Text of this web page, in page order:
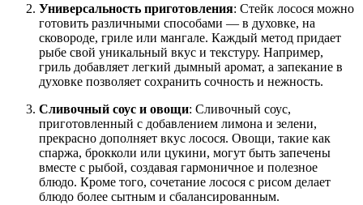
Универсальность приготовления: Стейк лосося можно
готовить различными способами — в духовке, на
сковороде, гриле или мангале. Каждый метод придает
рыбе свой уникальный вкус и текстуру. Например,
гриль добавляет легкий дымный аромат, а запекание в
духовке позволяет сохранить сочность и нежность.
Сливочный соус и овощи: Сливочный соус,
приготовленный с добавлением лимона и зелени,
прекрасно дополняет вкус лосося. Овощи, такие как
спаржа, брокколи или цукини, могут быть запечены
вместе с рыбой, создавая гармоничное и полезное
блюдо. Кроме того, сочетание лосося с рисом делает
блюдо более сытным и сбалансированным.